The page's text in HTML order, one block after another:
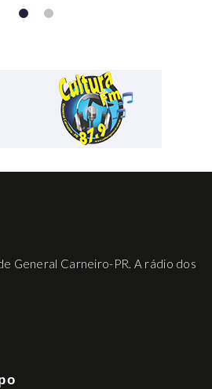
General Carneiro-PR. A rádio dos